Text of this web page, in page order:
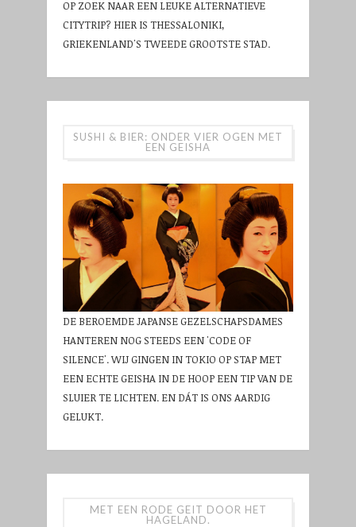
OP ZOEK NAAR EEN LEUKE ALTERNATIEVE
CITYTRIP? HIER IS THESSALONIKI,
GRIEKENLAND'S TWEEDE GROOTSTE STAD.
SUSHI & BIER: ONDER VIER OGEN MET
EEN GEISHA
DE BEROEMDE JAPANSE GEZELSCHAPSDAMES
HANTEREN NOG STEEDS EEN 'CODE OF
SILENCE'. WIJ GINGEN IN TOKIO OP STAP MET
EEN ECHTE GEISHA IN DE HOOP EEN TIP VAN DE
SLUIER TE LICHTEN. EN DÁT IS ONS AARDIG
GELUKT.
MET EEN RODE GEIT DOOR HET
HAGELAND.